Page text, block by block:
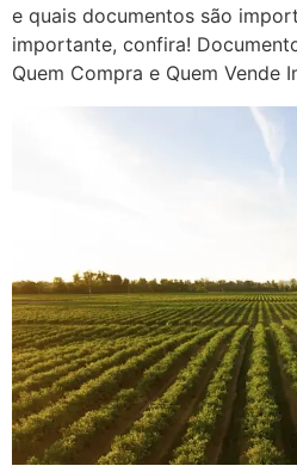
e quais documentos são
importante, confira!
Quem Compra e Quem Vende